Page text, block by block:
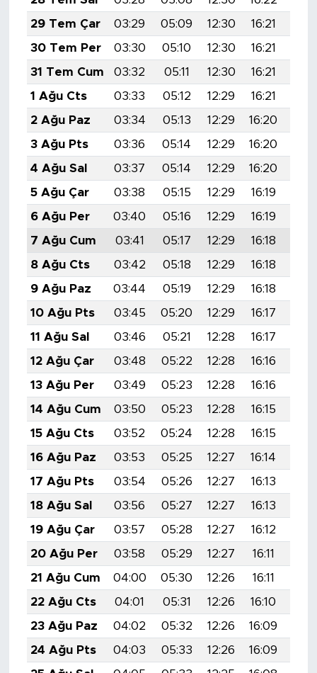
29 Tem Çar
03:29 05:09 12:30 16:21
30 Tem Per
03:30 05:10 12:30 16:21
31 Tem Cum
03:32 05:11 12:30 16:21
1 Ağu Cts
03:33 05:12 12:29 16:21
2 Ağu Paz
03:34 05:13 12:29 16:20
3 Ağu Pts
03:36 05:14 12:29 16:20
4 Ağu Sal
03:37 05:14 12:29 16:20
5 Ağu Çar
03:38 05:15 12:29 16:19
6 Ağu Per
03:40 05:16 12:29 16:19
7 Ağu Cum
03:41 05:17 12:29 16:18
8 Ağu Cts
03:42 05:18 12:29 16:18
9 Ağu Paz
03:44 05:19 12:29 16:18
10 Ağu Pts
03:45 05:20 12:29 16:17
11 Ağu Sal
03:46 05:21 12:28 16:17
12 Ağu Çar
03:48 05:22 12:28 16:16
13 Ağu Per
03:49 05:23 12:28 16:16
14 Ağu Cum
03:50 05:23 12:28 16:15
15 Ağu Cts
03:52 05:24 12:28 16:15
16 Ağu Paz
03:53 05:25 12:27 16:14
17 Ağu Pts
03:54 05:26 12:27 16:13
18 Ağu Sal
03:56 05:27 12:27 16:13
19 Ağu Çar
03:57 05:28 12:27 16:12
20 Ağu Per
03:58 05:29 12:27 16:11
21 Ağu Cum
04:00 05:30 12:26 16:11
22 Ağu Cts
04:01 05:31 12:26 16:10
23 Ağu Paz
04:02 05:32 12:26 16:09
24 Ağu Pts
04:03 05:33 12:26 16:09